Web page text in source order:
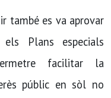
també es va aprovar
Plans especials
facilitar la
públic en sòl no